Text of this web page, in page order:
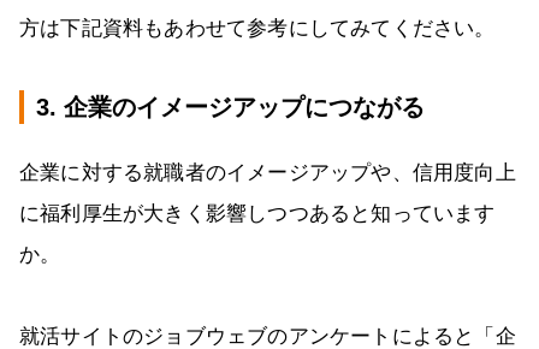
方は下記資料もあわせて参考にしてみてください。
3. 企業のイメージアップにつながる
企業に対する就職者のイメージアップや、信用度向上
に福利厚生が大きく影響しつつあると知っています
か。
就活サイトのジョブウェブのアンケートによると「企